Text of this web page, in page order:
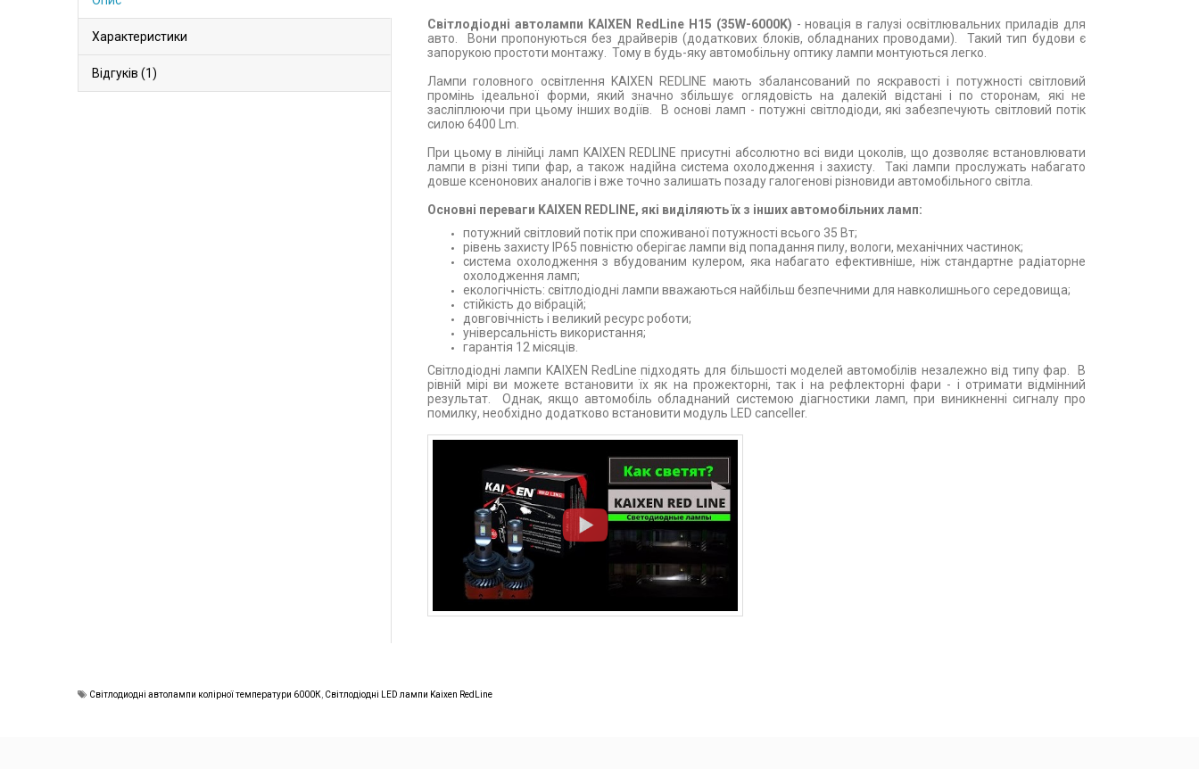
Характеристики
Відгуків (1)
Світлодіодні автолампи KAIXEN RedLine H15 (35W-6000K) - новація в галузі освітлювальних приладів для
авто. Вони пропонуються без драйверів (додаткових блоків, обладнаних проводами). Такий тип будови є
запорукою простоти монтажу. Тому в будь-яку автомобільну оптику лампи монтуються легко.
Лампи головного освітлення KAIXEN REDLINE мають збалансований по яскравості і потужності світловий
промінь ідеальної форми, який значно збільшує оглядовість на далекій відстані і по сторонам, які не
засліплюючи при цьому інших водіїв. В основі ламп - потужні світлодіоди, які забезпечують світловий потік
силою 6400 Lm.
При цьому в лінійці ламп KAIXEN REDLINE присутні абсолютно всі види цоколів, що дозволяє встановлювати
лампи в різні типи фар, а також надійна система охолодження і захисту. Такі лампи прослужать набагато
довше ксенонових аналогів і вже точно залишать позаду галогенові різновиди автомобільного світла.
Основні переваги KAIXEN REDLINE, які виділяють їх з інших автомобільних ламп:
потужний світловий потік при споживаної потужності всього 35 Вт;
рівень захисту IP65 повністю оберігає лампи від попадання пилу, вологи, механічних частинок;
система охолодження з вбудованим кулером, яка набагато ефективніше, ніж стандартне радіаторне
охолодження ламп;
екологічність: світлодіодні лампи вважаються найбільш безпечними для навколишнього середовища;
стійкість до вібрацій;
довговічність і великий ресурс роботи;
універсальність використання;
гарантія 12 місяців.
Світлодіодні лампи KAIXEN RedLine підходять для більшості моделей автомобілів незалежно від типу фар. В
рівній мірі ви можете встановити їх як на прожекторні, так і на рефлекторні фари - і отримати відмінний
результат. Однак, якщо автомобіль обладнаний системою діагностики ламп, при виникненні сигналу про
помилку, необхідно додатково встановити модуль LED canceller.
Світлодиодні автолампи колірної температури 6000К Світлодіодні LED лампи Kaixen RedLine